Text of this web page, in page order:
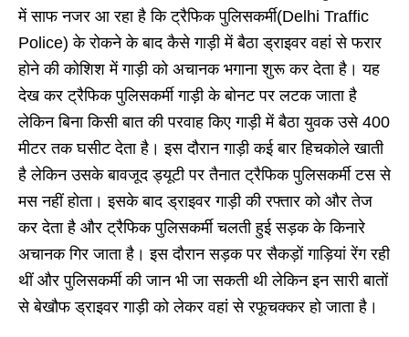
में साफ नजर आ रहा है कि ट्रैफिक पुलिसकर्मी(Delhi Traffic
Police) के रोकने के बाद कैसे गाड़ी में बैठा ड्राइवर वहां से फरार
होने की कोशिश में गाड़ी को अचानक भगाना शुरू कर देता है। यह
देख कर ट्रैफिक पुलिसकर्मी गाड़ी के बोनट पर लटक जाता है
लेकिन बिना किसी बात की परवाह किए गाड़ी में बैठा युवक उसे 400
मीटर तक घसीट देता है। इस दौरान गाड़ी कई बार हिचकोले खाती
है लेकिन उसके बावजूद ड्यूटी पर तैनात ट्रैफिक पुलिसकर्मी टस से
मस नहीं होता। इसके बाद ड्राइवर गाड़ी की रफ्तार को और तेज
कर देता है और ट्रैफिक पुलिसकर्मी चलती हुई सड़क के किनारे
अचानक गिर जाता है। इस दौरान सड़क पर सैकड़ों गाड़ियां रेंग रही
थीं और पुलिसकर्मी की जान भी जा सकती थी लेकिन इन सारी बातों
से बेखौफ ड्राइवर गाड़ी को लेकर वहां से रफूचक्कर हो जाता है।